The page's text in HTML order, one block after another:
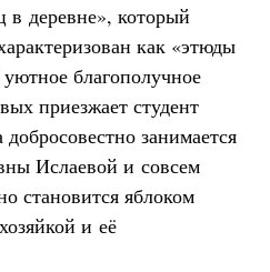
в деревне», который
как «этюды
благополучное
приезжает студент
занимается
Ислаевой и совсем
становится яблоком
и её